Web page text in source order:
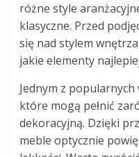
różne style
klasyczne. Przed
się nad stylem
jakie elementy
Jednym z
które mogą pełnić
dekoracyjną. Dzięki
meble optycznie